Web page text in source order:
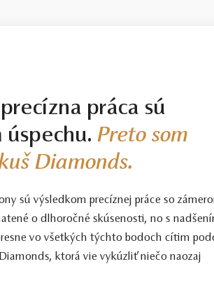
práca sú
úspechu.Preto som
Diamonds.
sú výsledkom precíznej práce so
o dlhoročné skúsenosti, no s
vo všetkých týchto bodoch cítim
ktorá vie vykúzliť niečo naozaj